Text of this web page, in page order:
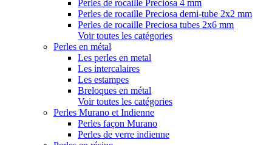
Perles de rocaille Preciosa 4 mm
Perles de rocaille Preciosa demi-tube 2x2 mm
Perles de rocaille Preciosa tubes 2x6 mm
Voir toutes les catégories
Perles en métal
Les perles en metal
Les intercalaires
Les estampes
Breloques en métal
Voir toutes les catégories
Perles Murano et Indienne
Perles façon Murano
Perles de verre indienne